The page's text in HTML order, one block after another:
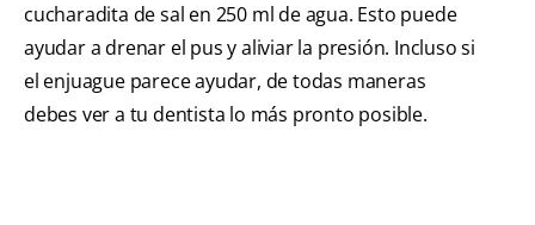
cucharadita de sal en 250 ml de agua. Esto puede
ayudar a drenar el pus y aliviar la presión. Incluso si
el enjuague parece ayudar, de todas maneras
debes ver a tu dentista lo más pronto posible.